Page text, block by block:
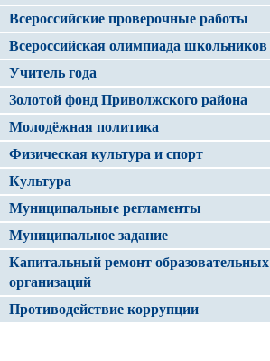
Всероссийские проверочные работы
Всероссийская олимпиада школьников
Учитель года
Золотой фонд Приволжского района
Молодёжная политика
Физическая культура и спорт
Культура
Муниципальные регламенты
Муниципальное задание
Капитальный ремонт образовательных
организаций
Противодействие коррупции